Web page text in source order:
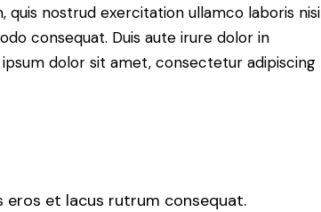
quis nostrud exercitation ullamco laboris nisi
consequat. Duis aute irure dolor in
dolor sit amet, consectetur adipiscing
eros et lacus rutrum consequat.